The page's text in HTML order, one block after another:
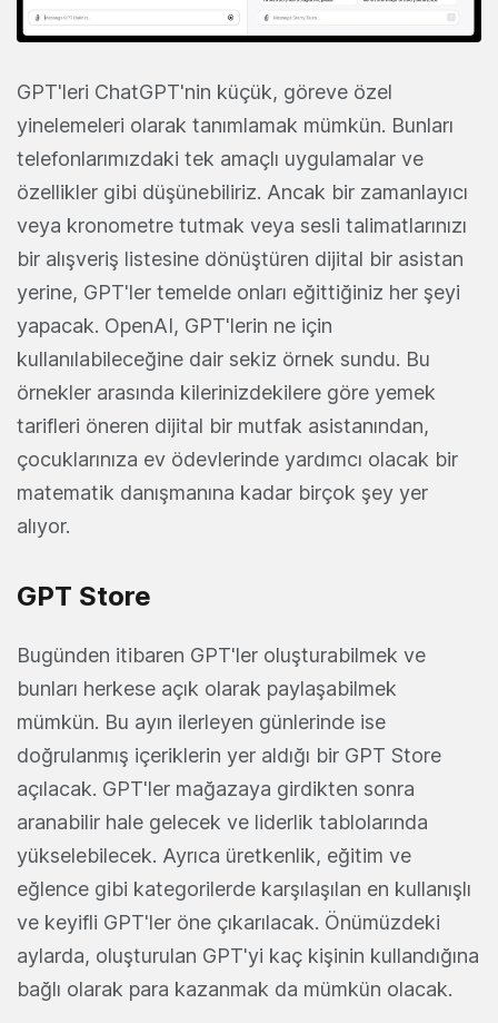
GPT'leri ChatGPT'nin küçük, göreve özel
yinelemeleri olarak tanımlamak mümkün. Bunları
telefonlarımızdaki tek amaçlı uygulamalar ve
özellikler gibi düşünebiliriz. Ancak bir zamanlayıcı
veya kronometre tutmak veya sesli talimatlarınızı
bir alışveriş listesine dönüştüren dijital bir asistan
yerine, GPT'ler temelde onları eğittiğiniz her şeyi
yapacak. OpenAI, GPT'lerin ne için
kullanılabileceğine dair sekiz örnek sundu. Bu
örnekler arasında kilerinizdekilere göre yemek
tarifleri öneren dijital bir mutfak asistanından,
çocuklarınıza ev ödevlerinde yardımcı olacak bir
matematik danışmanına kadar birçok şey yer
alıyor.
GPT Store
Bugünden itibaren GPT'ler oluşturabilmek ve
bunları herkese açık olarak paylaşabilmek
mümkün. Bu ayın ilerleyen günlerinde ise
doğrulanmış içeriklerin yer aldığı bir GPT Store
açılacak. GPT'ler mağazaya girdikten sonra
aranabilir hale gelecek ve liderlik tablolarında
yükselebilecek. Ayrıca üretkenlik, eğitim ve
eğlence gibi kategorilerde karşılaşılan en kullanışlı
ve keyifli GPT'ler öne çıkarılacak. Önümüzdeki
aylarda, oluşturulan GPT'yi kaç kişinin kullandığına
bağlı olarak para kazanmak da mümkün olacak.